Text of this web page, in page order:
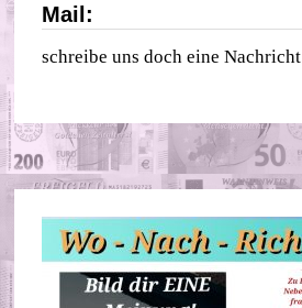
Mail:
schreibe uns doch eine Nachricht